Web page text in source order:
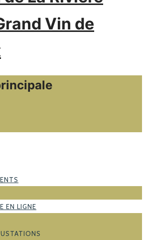
EN LIGNE